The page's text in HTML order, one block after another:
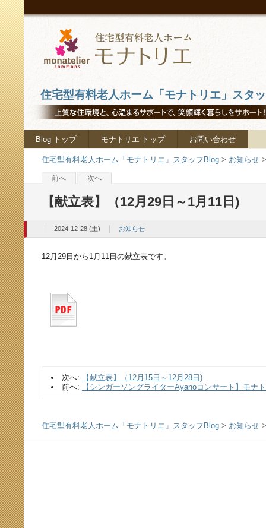
住宅型有料老人ホーム「モナトリエ」スタ
Blog トップ モナトリエ トップ お問い合わせ
住宅型有料老人ホーム「モナトリエ」スタッフBlog > お知らせ
前へ 次へ
【献立表】（12月29日～1月11日)
2024-12-28 (土) お知らせ
12月29日から1月11日の献立表です。
次へ:
【献立表】（12月15日～12月28日)
前へ:
【シンガーソングライターAyanoコンサート】モナ
住宅型有料老人ホーム「モナトリエ」スタッフBlog > お知らせ